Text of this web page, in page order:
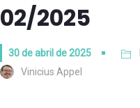
02/2025
30 de abril de 2025
Vinicius Appel